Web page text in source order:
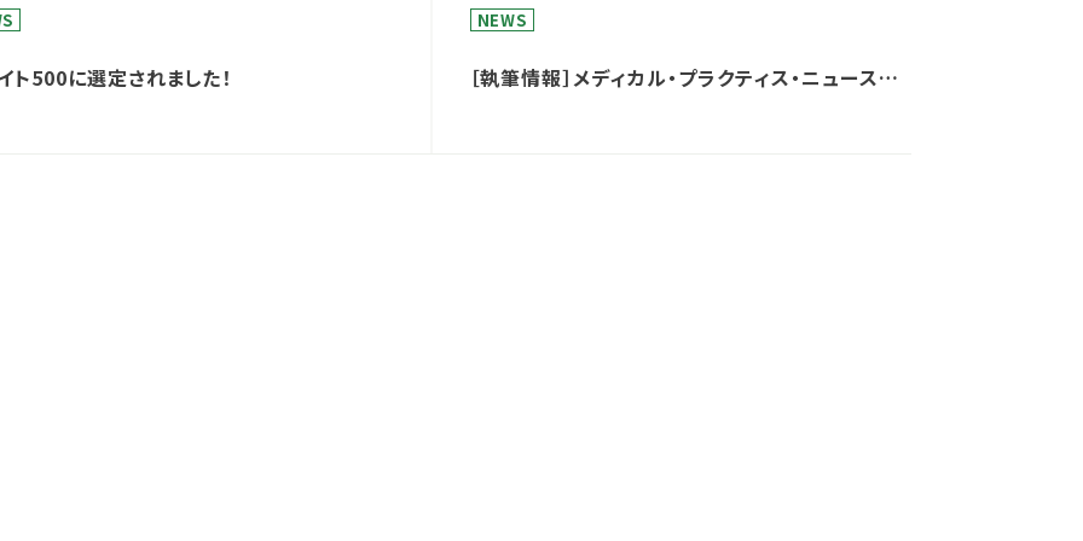
ト500に選定されました！
NEWS
［執筆情報］メディカル・プラクティス・ニュース